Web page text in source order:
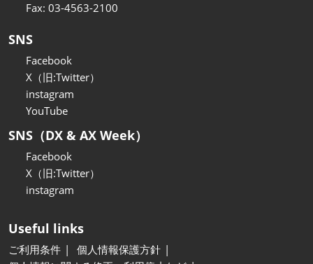
Fax: 03-4563-2100
SNS
Facebook
X（旧:Twitter）
instagram
YouTube
SNS（DX & AX Week）
Facebook
X（旧:Twitter）
instagram
Useful links
ご利用条件
個人情報保護方針